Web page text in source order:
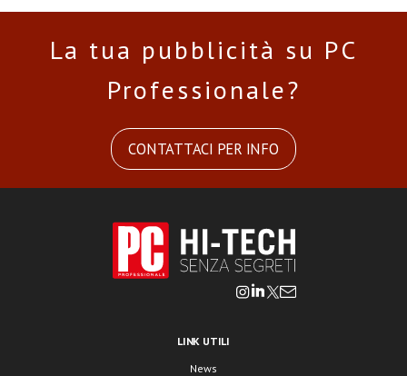
La tua pubblicità su PC
Professionale?
CONTATTACI PER INFO
LINK UTILI
News